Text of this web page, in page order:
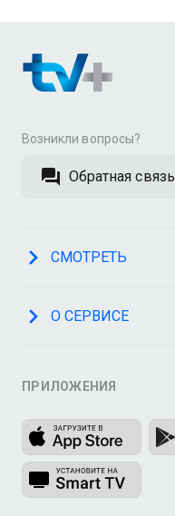
Возникли вопросы?
Обратная связь
СМОТРЕТЬ
О СЕРВИСЕ
ПРИЛОЖЕНИЯ